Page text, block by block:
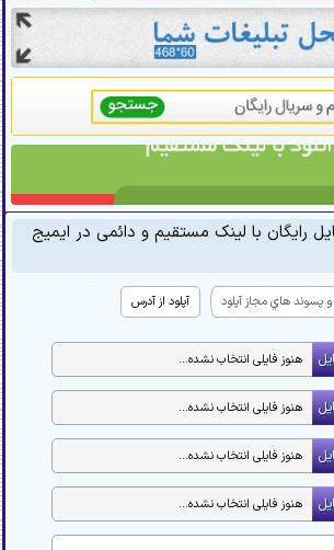
رایگان با لینک مستقیم و دائمی در ایمیج
پسوند هاي مجاز آپلود آپلود از آدرس